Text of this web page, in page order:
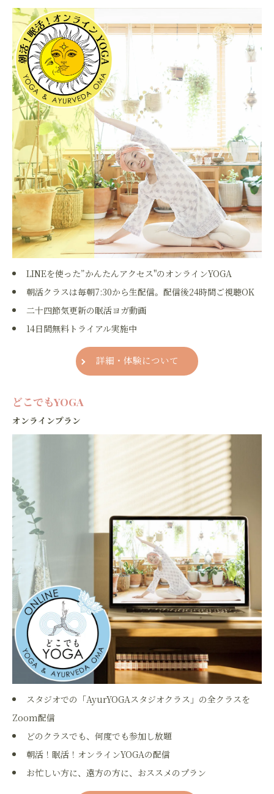
LINEを使った”かんたんアクセス"のオンラインYOGA​
朝活クラスは毎朝7:30から生配信。配信後24時間ご視聴OK
二十四節気更新の眠活ヨガ動画
14日間無料トライアル実施中
詳細・体験について
どこでもYOGA
オンラインプラン
スタジオでの「AyurYOGAスタジオクラス」の全クラスを
Zoom配信
どのクラスでも、何度でも参加し放題
朝活！眠活！オンラインYOGAの配信
お忙しい方に、遠方の方に、おススメのプラン